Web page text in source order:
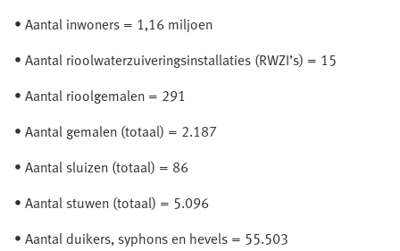
• Aantal inwoners = 1,16 miljoen
• Aantal rioolwaterzuiveringsinstallaties (RWZI’s) = 15
• Aantal rioolgemalen = 291
• Aantal gemalen (totaal) = 2.187
• Aantal sluizen (totaal) = 86
• Aantal stuwen (totaal) = 5.096
• Aantal duikers, syphons en hevels = 55.503